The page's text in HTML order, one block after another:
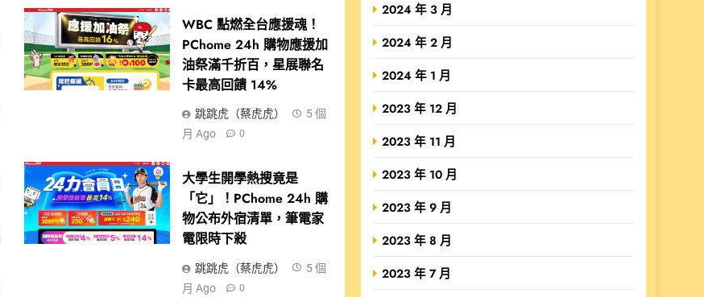
WBC 點燃全台應援魂！
PChome 24h 購物應援加
油祭滿千折百，星展聯名
卡最高回饋 14%
跳跳虎（蔡虎虎）
5 個
月 Ago
0
大學生開學熱搜竟是
「它」！PChome 24h 購
物公布外宿清單，筆電家
電限時下殺
跳跳虎（蔡虎虎）
5 個
月 Ago
0
2024 年 3 月
2024 年 2 月
2024 年 1 月
2023 年 12 月
2023 年 11 月
2023 年 10 月
2023 年 9 月
2023 年 8 月
2023 年 7 月